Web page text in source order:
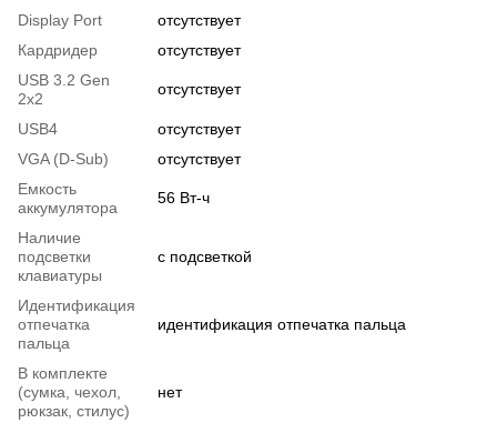
Display Port
отсутствует
Кардридер
отсутствует
USB 3.2 Gen
2x2
отсутствует
USB4
отсутствует
VGA (D-Sub)
отсутствует
Емкость
аккумулятора
56 Вт-ч
Наличие
подсветки
клавиатуры
с подсветкой
Идентификация
отпечатка
пальца
идентификация отпечатка пальца
В комплекте
(сумка, чехол,
рюкзак, стилус)
нет